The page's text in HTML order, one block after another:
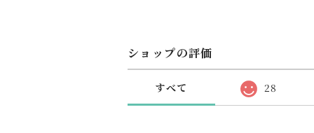
ショップの評価
すべて 28